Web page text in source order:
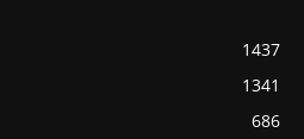
1437
1341
686